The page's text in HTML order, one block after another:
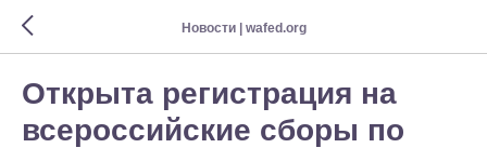
Новости | wafed.org
Открыта регистрация на
всероссийские сборы по